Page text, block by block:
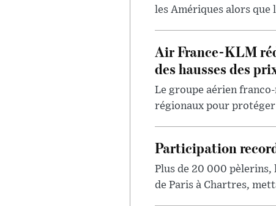
les Amériques alors que
Air France-KLM
des hausses des
Le groupe aérien
régionaux pour
Participation
Plus de 20 000 pèlerins,
de Paris à Chartres,